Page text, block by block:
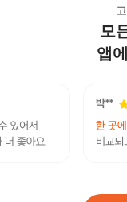
모
앱
[쓰임
쓰임